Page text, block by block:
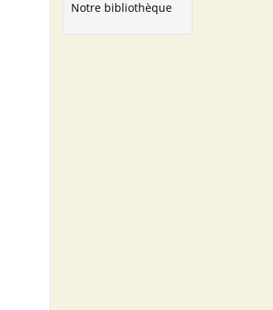
Notre bibliothèque